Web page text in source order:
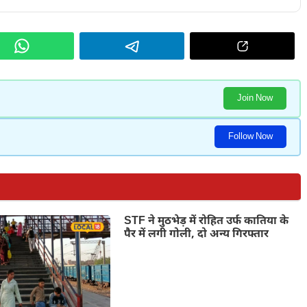
Join Now
Follow Now
STF ने मुठभेड़ में रोहित उर्फ कातिया के
पैर में लगी गोली, दो अन्य गिरफ्तार